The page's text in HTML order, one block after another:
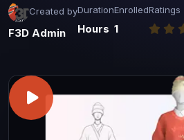
Created by
F3D Admin
Duration
Hours
Enrolled
1
Ratings